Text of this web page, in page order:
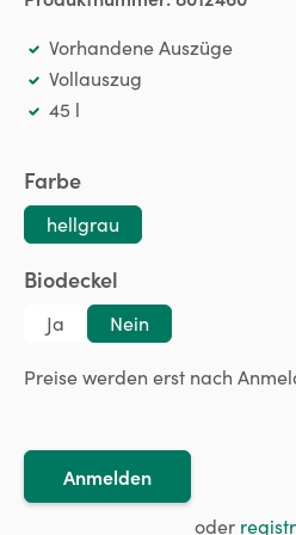
Vorhandene Auszüge
Vollauszug
45 l
Farbeauswählen
hellgrau
Biodeckel
Ja Nein
Preise werden erst nach
Anmelden
oder